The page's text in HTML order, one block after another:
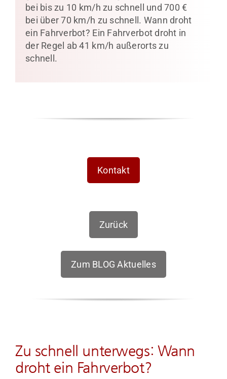
bei bis zu 10 km/h zu schnell und 700 €
bei über 70 km/h zu schnell. Wann droht
ein Fahrverbot? Ein Fahrverbot droht in
der Regel ab 41 km/h außerorts zu
schnell.
Kontakt
Zurück
Zum BLOG Aktuelles
Zu schnell unterwegs: Wann
droht ein Fahrverbot?